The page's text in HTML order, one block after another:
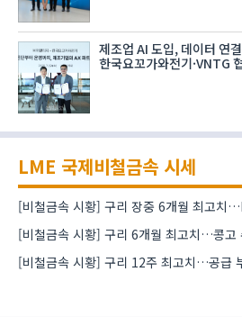
제조업 AI 도입, 데이터 연
한국요꼬가와전기·VNTG
LME 국제비철금속 시세
[비철금속 시황] 구리 장중 6개월 최고치
[비철금속 시황] 구리 6개월 최고치…콩고
[비철금속 시황] 구리 12주 최고치…공급